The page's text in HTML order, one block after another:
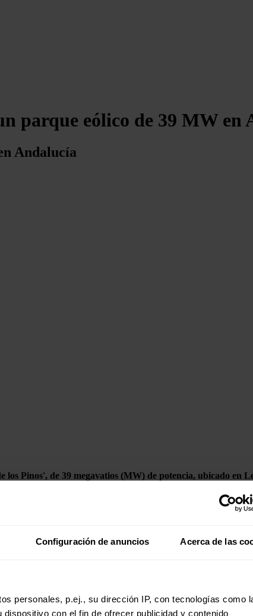
Configuración de anuncios Acerca de las
personales, p.ej., su dirección IP, con tecnologías como
con el fin de ofrecer publicidad y contenido
parque eólico de 39 MW en
Andalucía
los Pinos', de 39 megavatios (MW) de potencia, ubicado en
, que la austriaca, a través de su filial
este mismo año en Andalucía.
plazo (
por General Electric
, equivalentes al consumo de más de
puestos de trabajo directos durante los periodos punta de las